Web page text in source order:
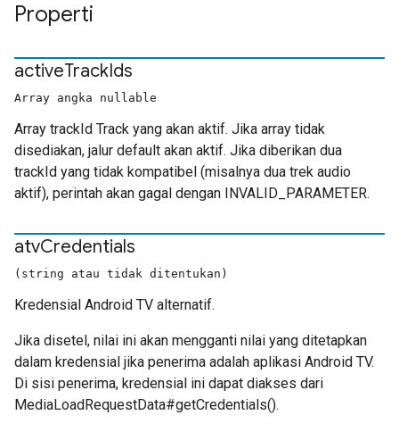
Properti
activeTrackIds
Array angka nullable
Array trackId Track yang akan aktif. Jika array tidak
disediakan, jalur default akan aktif. Jika diberikan dua
trackId yang tidak kompatibel (misalnya dua trek audio
aktif), perintah akan gagal dengan INVALID_PARAMETER.
atvCredentials
(string atau tidak ditentukan)
Kredensial Android TV alternatif.
Jika disetel, nilai ini akan mengganti nilai yang ditetapkan
dalam kredensial jika penerima adalah aplikasi Android TV.
Di sisi penerima, kredensial ini dapat diakses dari
MediaLoadRequestData#getCredentials().